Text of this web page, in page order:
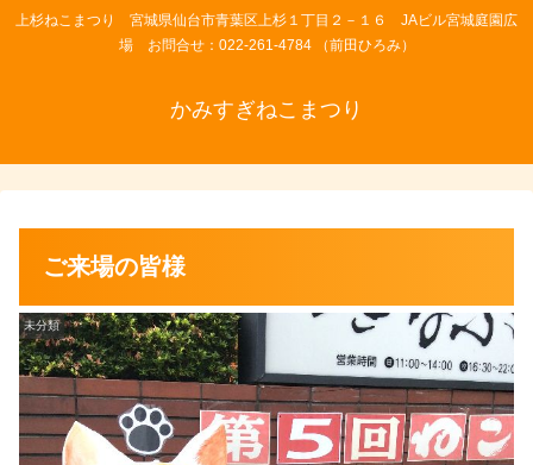
上杉ねこまつり 宮城県仙台市青葉区上杉１丁目２－１６ JAビル宮城庭園広
場 お問合せ：022-261-4784 （前田ひろみ）
かみすぎねこまつり
ご来場の皆様
未分類